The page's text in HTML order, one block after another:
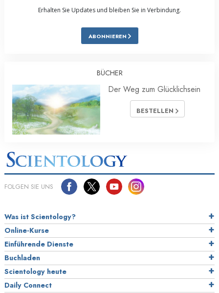
Erhalten Sie Updates und bleiben Sie in Verbindung.
ABONNIEREN
BÜCHER
Der Weg zum Glücklichsein
BESTELLEN
FOLGEN SIE UNS
Was ist Scientology?
Online-Kurse
Einführende Dienste
Buchladen
Scientology heute
Daily Connect